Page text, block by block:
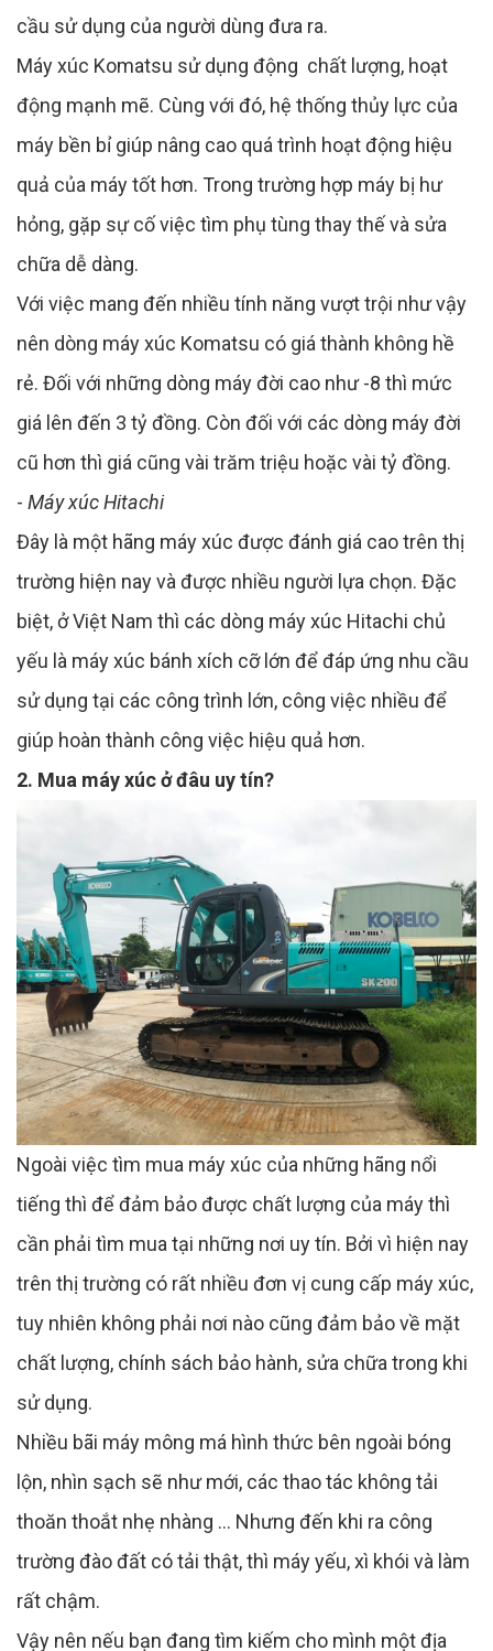
cầu sử dụng của người dùng đưa ra.
Máy xúc Komatsu sử dụng động chất lượng, hoạt
động mạnh mẽ. Cùng với đó, hệ thống thủy lực của
máy bền bỉ giúp nâng cao quá trình hoạt động hiệu
quả của máy tốt hơn. Trong trường hợp máy bị hư
hỏng, gặp sự cố việc tìm phụ tùng thay thế và sửa
chữa dễ dàng.
Với việc mang đến nhiều tính năng vượt trội như vậy
nên dòng máy xúc Komatsu có giá thành không hề
rẻ. Đối với những dòng máy đời cao như -8 thì mức
giá lên đến 3 tỷ đồng. Còn đối với các dòng máy đời
cũ hơn thì giá cũng vài trăm triệu hoặc vài tỷ đồng.
- Máy xúc Hitachi
Đây là một hãng máy xúc được đánh giá cao trên thị
trường hiện nay và được nhiều người lựa chọn. Đặc
biệt, ở Việt Nam thì các dòng máy xúc Hitachi chủ
yếu là máy xúc bánh xích cỡ lớn để đáp ứng nhu cầu
sử dụng tại các công trình lớn, công việc nhiều để
giúp hoàn thành công việc hiệu quả hơn.
2. Mua máy xúc ở đâu uy tín?
Ngoài việc tìm mua máy xúc của những hãng nổi
tiếng thì để đảm bảo được chất lượng của máy thì
cần phải tìm mua tại những nơi uy tín. Bởi vì hiện nay
trên thị trường có rất nhiều đơn vị cung cấp máy xúc,
tuy nhiên không phải nơi nào cũng đảm bảo về mặt
chất lượng, chính sách bảo hành, sửa chữa trong khi
sử dụng.
Nhiều bãi máy mông má hình thức bên ngoài bóng
lộn, nhìn sạch sẽ như mới, các thao tác không tải
thoăn thoắt nhẹ nhàng ... Nhưng đến khi ra công
trường đào đất có tải thật, thì máy yếu, xì khói và làm
rất chậm.
Vậy nên nếu bạn đang tìm kiếm cho mình một địa